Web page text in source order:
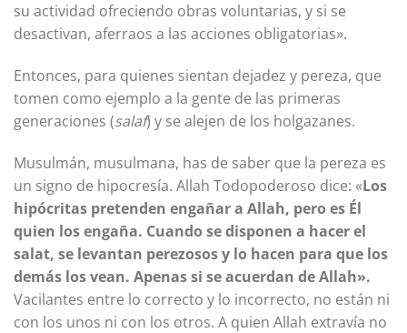
su actividad ofreciendo obras voluntarias, y si se
desactivan, aferraos a las acciones obligatorias».
Entonces, para quienes sientan dejadez y pereza, que
tomen como ejemplo a la gente de las primeras
generaciones (salaf) y se alejen de los holgazanes.
Musulmán, musulmana, has de saber que la pereza es
un signo de hipocresía. Allah Todopoderoso dice: «Los
hipócritas pretenden engañar a Allah, pero es Él
quien los engaña. Cuando se disponen a hacer el
salat, se levantan perezosos y lo hacen para que los
demás los vean. Apenas si se acuerdan de Allah».
Vacilantes entre lo correcto y lo incorrecto, no están ni
con los unos ni con los otros. A quien Allah extravía no